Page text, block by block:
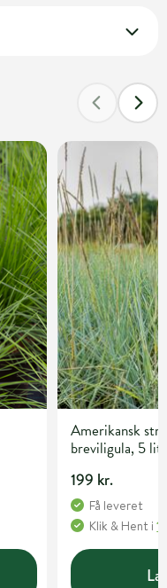
Amerikansk
breviligula, 5
199 kr.
Få leveret
Klik & Hent i